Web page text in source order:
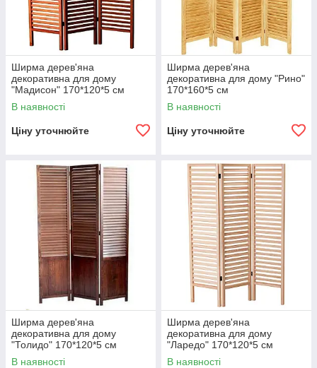
Ширма дерев'яна
декоративна для дому
"Мадисон" 170*120*5 см
В наявності
Ціну уточнюйте
Ширма дерев'яна
декоративна для дому "Рино"
170*160*5 см
В наявності
Ціну уточнюйте
Ширма дерев'яна
декоративна для дому
"Толидо" 170*120*5 см
В наявності
Ширма дерев'яна
декоративна для дому
"Ларедо" 170*120*5 см
В наявності